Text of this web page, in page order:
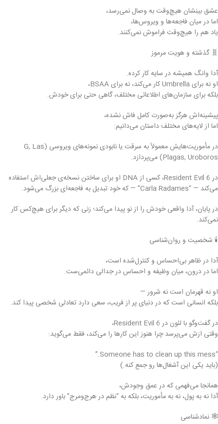
عشق بینشان هیچ‌وقت به وصال نمی‌رسد،
اما در میان فاجعه‌ها و ویروس‌ها،
یاد هم را هیچ‌وقت فراموش نمی‌کنند.
🧬 گذشته و هویت مرموز
آدا وانگ همیشه در سایه کار کرده.
او نه برای Umbrella کار می‌کند، نه برای BSAA،
بلکه برای سازمان‌های اطلاعاتی مختلف، گاهی حتی برای خودش.
پیشینه‌اش هرگز به‌صورت کامل فاش نشده،
اما از لایه‌های مختلف داستان می‌دانیم:
در مأموریت‌هایش معمولاً به سرقت یا نابودی نمونه‌های ویروسی (G, Las
Plagas, Uroboros) می‌پردازد.
در Resident Evil 6، کسی از DNA او برای ساختن نسخه‌ی جعلی‌اش استفاده
می‌کند — “Carla Radames” — که خود تبدیل به فاجعه‌ای بزرگ می‌شود.
در پایان، آدا واقعی خودش را از نو پیدا می‌کند؛ زنی که دیگر برای هیچ‌کس کار
نمی‌کند.
🕯️ شخصیت و روان‌شناسی
آدا در ظاهر بی‌احساس و کنترل‌شده است،
اما در درون، میان وظیفه و احساس در جدالی دائمی‌ست.
او نه قهرمان است نه شرور —
بلکه انسانی است که در دنیای پر از فریب، سعی دارد تعادلی شخصی پیدا کند.
در گفت‌وگو با لئون در Resident Evil 6،
وقتی ازش می‌پرسد چرا هنوز این کارها را می‌کند، فقط می‌گوید:
“Someone has to clean up this mess.”
(باید یکی این آشغال‌ها رو جمع کنه.)
همانجا می‌فهمی که در عمق وجودش،
آدا نه به پول، نه به مأموریت، بلکه به “نظم در هرج‌ومرج” باور دارد.
🕸️ نمادشناسی